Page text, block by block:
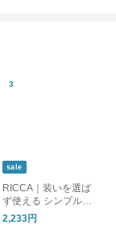
sale
RICCA｜装いを選ば
ず使える シンプルな
刺繍レースのラフィー
ネ扇子 [ゆうパケット
2,233円